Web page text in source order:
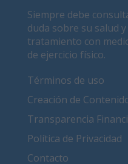
Siempre debe
duda sobre su salud
tratamiento con
de ejercicio físico.
Términos de uso
Creación de
Transparencia
Política de Privacidad
Contacto